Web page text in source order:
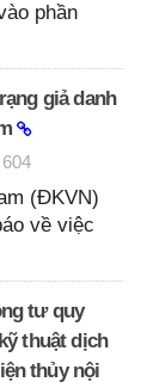
phần
giả danh
604
(ĐKVN)
về việc
tư quy
thuật dịch
thủy nội